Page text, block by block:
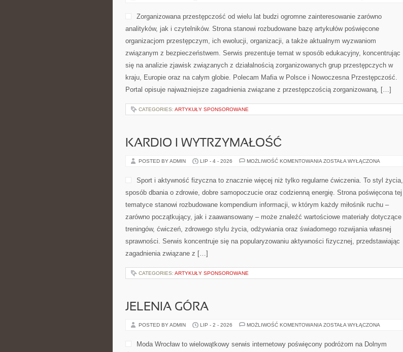
Zorganizowana przestępczość od wielu lat budzi ogromne zainteresowanie zarówno
analityków, jak i czytelników. Strona stanowi rozbudowane bazę artykułów poświęcone
organizacjom przestępczym, ich ewolucji, organizacji, a także aktualnym wyzwaniom
związanym z bezpieczeństwem. Serwis prezentuje temat w sposób edukacyjny, koncentrując
się na analizie zjawisk związanych z działalnością zorganizowanych grup przestępczych w
kraju, Europie oraz na całym globie. Polecam Mafia w Polsce i Nowoczesna Przestępczość.
Portal opisuje najważniejsze zagadnienia związane z przestępczością zorganizowaną, […]
CATEGORIES: ARTYKUŁY SPONSOROWANE
KARDIO I WYTRZYMAŁOŚĆ
POSTED BY ADMIN LIP - 4 - 2026 MOŻLIWOŚĆ KOMENTOWANIA KARDIO
ZOSTAŁA WYŁĄCZONA
Sport i aktywność fizyczna to znacznie więcej niż tylko regularne ćwiczenia. To styl życia,
sposób dbania o zdrowie, dobre samopoczucie oraz codzienną energię. Strona poświęcona tej
tematyce stanowi rozbudowane kompendium informacji, w którym każdy miłośnik ruchu –
zarówno początkujący, jak i zaawansowany – może znaleźć wartościowe materiały dotyczące
treningów, ćwiczeń, zdrowego stylu życia, odżywiania oraz świadomego rozwijania własnej
sprawności. Serwis koncentruje się na popularyzowaniu aktywności fizycznej, przedstawiając
zagadnienia związane z […]
CATEGORIES: ARTYKUŁY SPONSOROWANE
JELENIA GÓRA
POSTED BY ADMIN LIP - 2 - 2026 MOŻLIWOŚĆ KOMENTOWANIA JELENIA
ZOSTAŁA WYŁĄCZONA
Moda Wrocław to wielowątkowy serwis internetowy poświęcony podróżom na Dolnym